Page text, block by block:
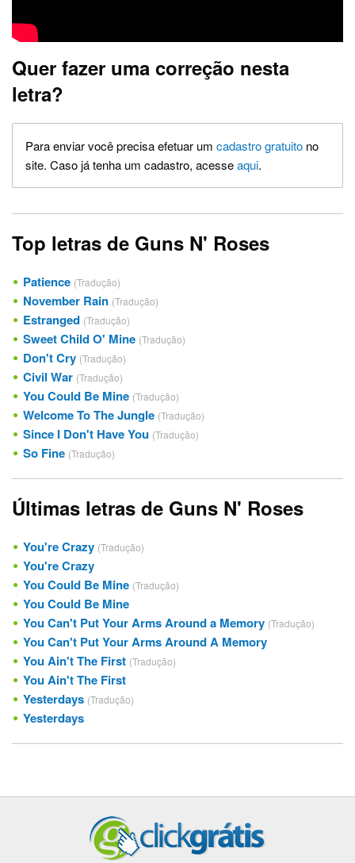
Quer fazer uma correção nesta
letra?
Para enviar você precisa efetuar um cadastro gratuito no
site. Caso já tenha um cadastro, acesseaqui.
Top letras de Guns N' Roses
Patience (Tradução)
November Rain (Tradução)
Estranged (Tradução)
Sweet Child O' Mine (Tradução)
Don't Cry (Tradução)
Civil War (Tradução)
You Could Be Mine (Tradução)
Welcome To The Jungle (Tradução)
Since I Don't Have You (Tradução)
So Fine (Tradução)
Últimas letras de Guns N' Roses
You're Crazy (Tradução)
You're Crazy
You Could Be Mine (Tradução)
You Could Be Mine
You Can't Put Your Arms Around a Memory (Tradução)
You Can't Put Your Arms Around A Memory
You Ain't The First (Tradução)
You Ain't The First
Yesterdays (Tradução)
Yesterdays